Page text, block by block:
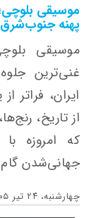
موسیقی
پهنه جنوب‌شرق
موسیقی
غنی‌ترین
ایران، فراتر
از تاریخ،
که امروزه
جهانی‌شدن گام
چهارشنبه، ۲۴ تیر ۱۴۰۵ - ۱۰:۵۳